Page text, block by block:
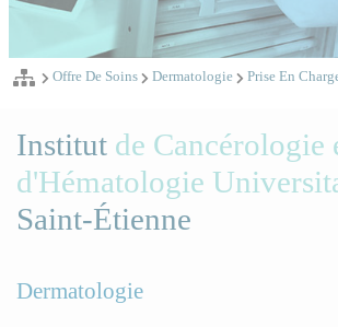
Offre De Soins Dermatologie Prise En
Institut de Cancérologie
d'Hématologie
Saint-Étienne
Dermatologie